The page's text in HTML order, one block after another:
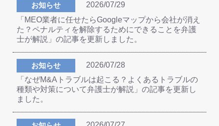
お知らせ
2026/07/29
「MEO業者に任せたらGoogleマップから会社が消え
た？ペナルティを解除するためにできることを弁護
士が解説」の記事を更新しました。
お知らせ
2026/07/28
「なぜM&Aトラブルは起こる？よくあるトラブルの
種類や対策について弁護士が解説」の記事を更新し
ました。